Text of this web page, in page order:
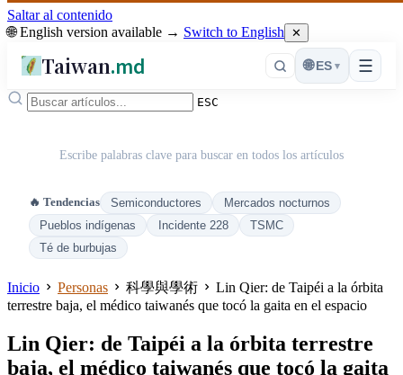
Saltar al contenido
🌐 English version available → Switch to English ✕
Taiwan.md ☰
🌐 ES ▾
ESC
Escribe palabras clave para buscar en todos los artículos
🔥 Tendencias Semiconductores
Mercados nocturnos
Pueblos indígenas
Incidente 228
TSMC
Té de burbujas
Inicio Personas 科學與學術
Lin Qier: de Taipéi a la órbita
terrestre baja, el médico taiwanés que tocó la gaita en el espacio
Lin Qier: de Taipéi a la órbita terrestre
baja, el médico taiwanés que tocó la gaita